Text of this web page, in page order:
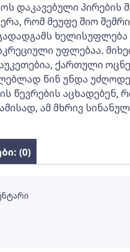
დაკავებული პირების
რომ მეუფე შიო
უფლებაა.
ქართული
წინ უნდა
წევრების აცხადებენ,
ამ მხრივ
(0)